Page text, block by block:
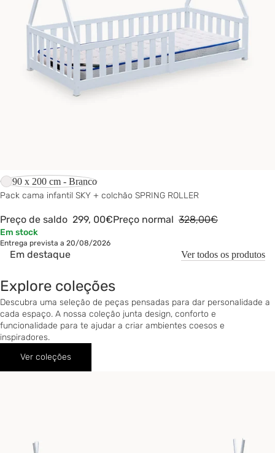
-9%
90 x 200 cm - Branco
Pack cama infantil SKY + colchão SPRING ROLLER
Preço de saldo 299, 00€Preço normal 328,00€
Em stock
Entrega prevista a 20/08/2026
Em destaque Ver todos os produtos
Explore coleções
Descubra uma seleção de peças pensadas para dar personalidade a
cada espaço. A nossa coleção junta design, conforto e
funcionalidade para te ajudar a criar ambientes coesos e
inspiradores.
Ver coleções